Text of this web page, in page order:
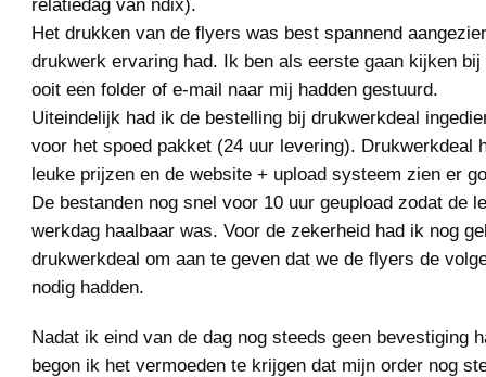
relatiedag van ndix).
Het drukken van de flyers was best spannend
drukwerk ervaring had. Ik ben als eerste gaan kijken
ooit een folder of e-mail naar mij hadden gestuurd.
Uiteindelijk had ik de bestelling bij drukwerkdeal
voor het spoed pakket (24 uur levering). Drukwerkdeal
leuke prijzen en de website + upload systeem zien er
De bestanden nog snel voor 10 uur geupload zodat de
werkdag haalbaar was. Voor de zekerheid had ik nog
drukwerkdeal om aan te geven dat we de flyers de
nodig hadden.
Nadat ik eind van de dag nog steeds geen bevestiging
begon ik het vermoeden te krijgen dat mijn order nog